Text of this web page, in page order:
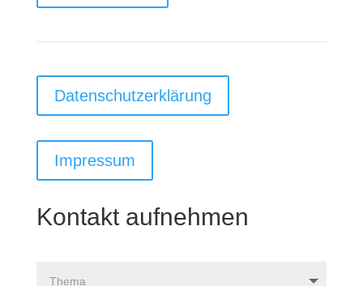
Datenschutzerklärung
Impressum
Kontakt aufnehmen